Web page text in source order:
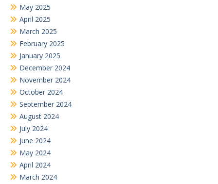
May 2025
April 2025
March 2025
February 2025
January 2025
December 2024
November 2024
October 2024
September 2024
August 2024
July 2024
June 2024
May 2024
April 2024
March 2024